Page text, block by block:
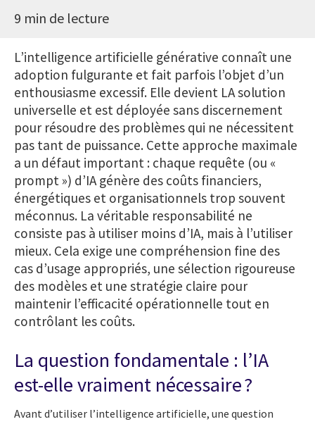
9 min de lecture
L’intelligence artificielle générative connaît une
adoption fulgurante et fait parfois l’objet d’un
enthousiasme excessif. Elle devient LA solution
universelle et est déployée sans discernement
pour résoudre des problèmes qui ne nécessitent
pas tant de puissance. Cette approche maximale
a un défaut important : chaque requête (ou «
prompt ») d’IA génère des coûts financiers,
énergétiques et organisationnels trop souvent
méconnus. La véritable responsabilité ne
consiste pas à utiliser moins d’IA, mais à l’utiliser
mieux. Cela exige une compréhension fine des
cas d’usage appropriés, une sélection rigoureuse
des modèles et une stratégie claire pour
maintenir l’efficacité opérationnelle tout en
contrôlant les coûts.
La question fondamentale : l’IA
est-elle vraiment nécessaire ?
Avant d’utiliser l’intelligence artificielle, une question